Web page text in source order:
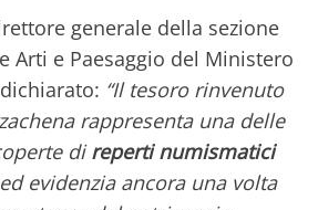
generale della sezione
Arti e Paesaggio del Ministero
“Il tesoro rinvenuto
rappresenta una delle
direperti numismatici
evidenzia ancora una volta